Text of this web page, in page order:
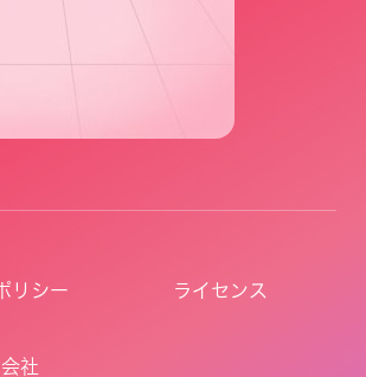
リシー ライセンス
社